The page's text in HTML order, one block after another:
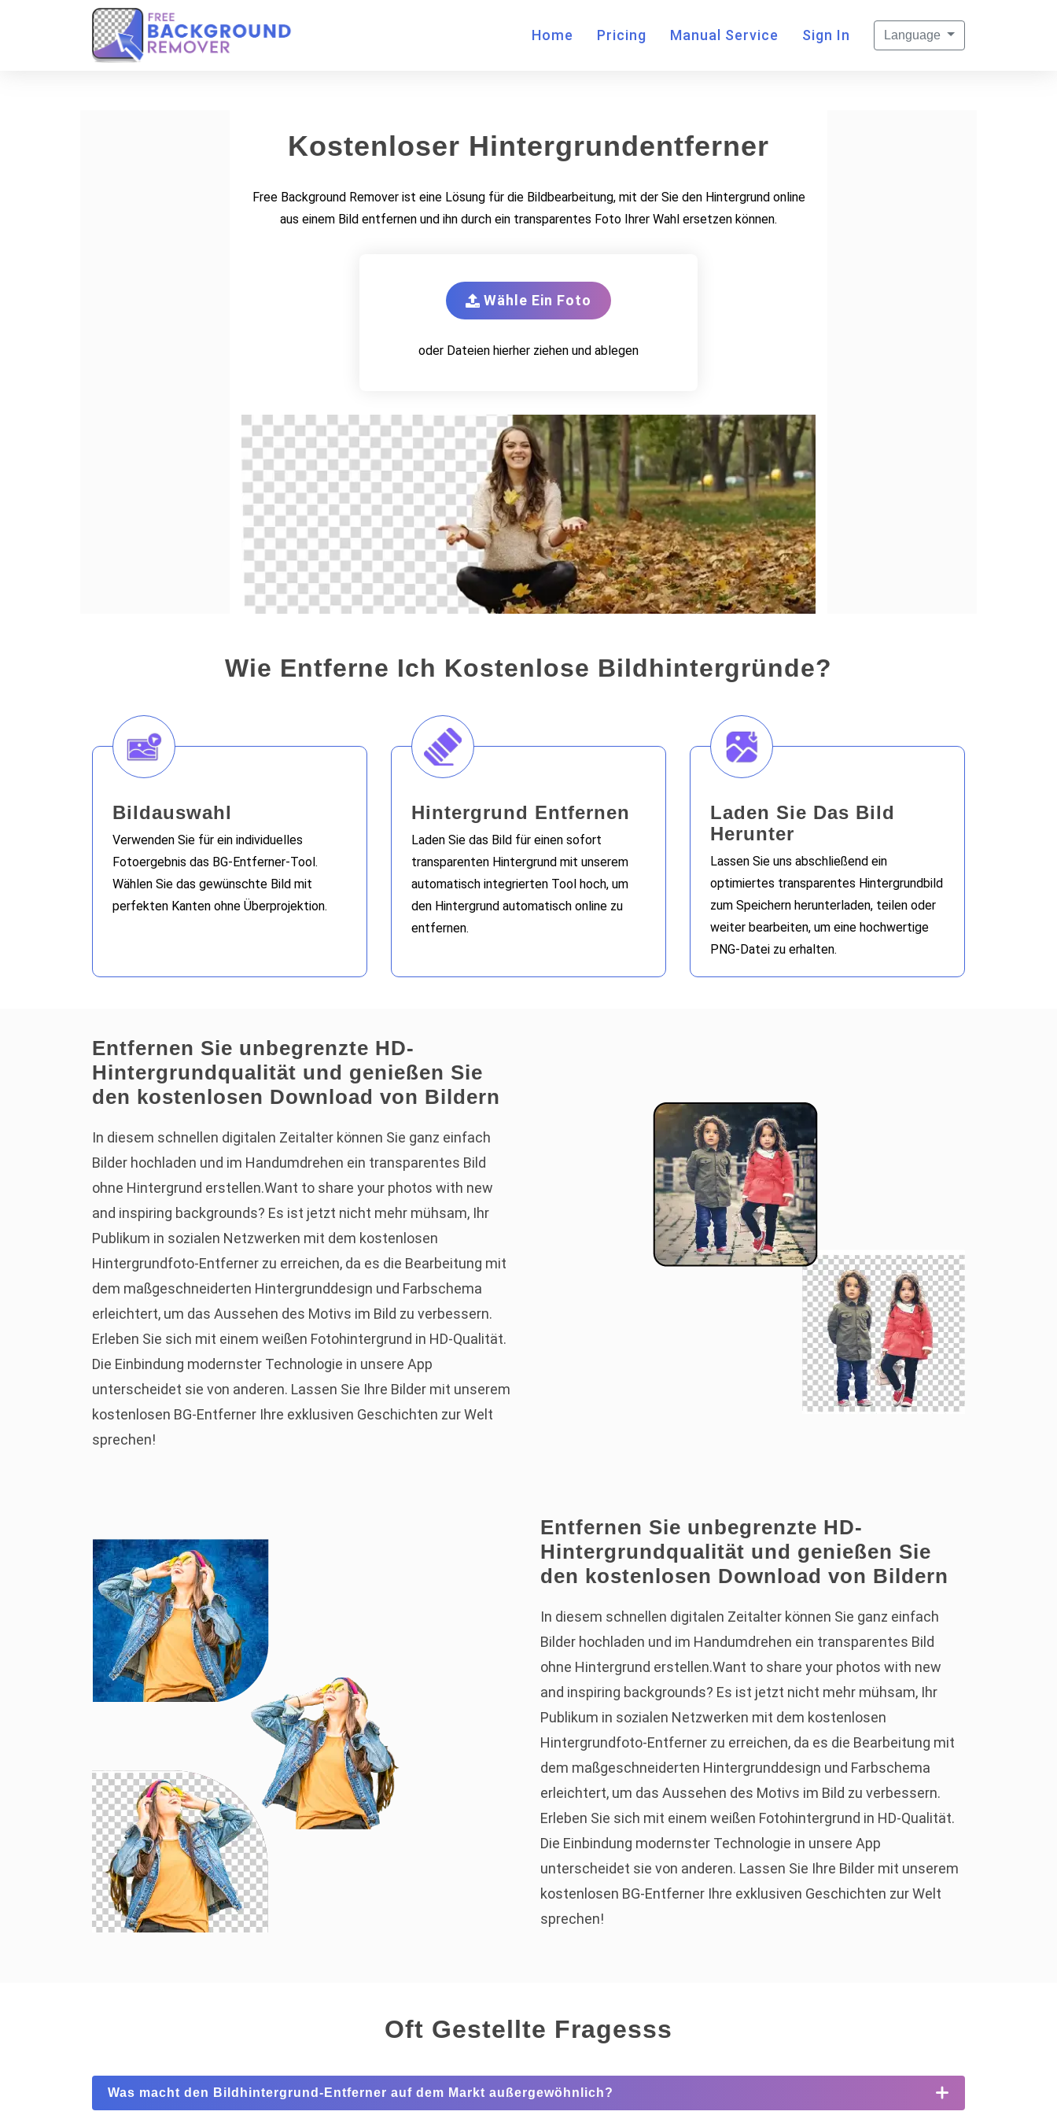
Home Pricing Manual Service Sign In Language
Kostenloser Hintergrundentferner
Free Background Remover ist eine Lösung für die Bildbearbeitung, mit der Sie den Hintergrund online
aus einem Bild entfernen und ihn durch ein transparentes Foto Ihrer Wahl ersetzen können.
Wähle Ein Foto
oder Dateien hierher ziehen und ablegen
Wie Entferne Ich Kostenlose Bildhintergründe?
Bildauswahl
Verwenden Sie für ein individuelles
Fotoergebnis das BG-Entferner-Tool.
Wählen Sie das gewünschte Bild mit
perfekten Kanten ohne Überprojektion.
Hintergrund Entfernen
Laden Sie das Bild für einen sofort
transparenten Hintergrund mit unserem
automatisch integrierten Tool hoch, um
den Hintergrund automatisch online zu
entfernen.
Laden Sie Das Bild
Herunter
Lassen Sie uns abschließend ein
optimiertes transparentes Hintergrundbild
zum Speichern herunterladen, teilen oder
weiter bearbeiten, um eine hochwertige
PNG-Datei zu erhalten.
Entfernen Sie unbegrenzte HD-
Hintergrundqualität und genießen Sie
den kostenlosen Download von Bildern
In diesem schnellen digitalen Zeitalter können Sie ganz einfach
Bilder hochladen und im Handumdrehen ein transparentes Bild
ohne Hintergrund erstellen.Want to share your photos with new
and inspiring backgrounds? Es ist jetzt nicht mehr mühsam, Ihr
Publikum in sozialen Netzwerken mit dem kostenlosen
Hintergrundfoto-Entferner zu erreichen, da es die Bearbeitung mit
dem maßgeschneiderten Hintergrunddesign und Farbschema
erleichtert, um das Aussehen des Motivs im Bild zu verbessern.
Erleben Sie sich mit einem weißen Fotohintergrund in HD-Qualität.
Die Einbindung modernster Technologie in unsere App
unterscheidet sie von anderen. Lassen Sie Ihre Bilder mit unserem
kostenlosen BG-Entferner Ihre exklusiven Geschichten zur Welt
sprechen!
Entfernen Sie unbegrenzte HD-
Hintergrundqualität und genießen Sie
den kostenlosen Download von Bildern
In diesem schnellen digitalen Zeitalter können Sie ganz einfach
Bilder hochladen und im Handumdrehen ein transparentes Bild
ohne Hintergrund erstellen.Want to share your photos with new
and inspiring backgrounds? Es ist jetzt nicht mehr mühsam, Ihr
Publikum in sozialen Netzwerken mit dem kostenlosen
Hintergrundfoto-Entferner zu erreichen, da es die Bearbeitung mit
dem maßgeschneiderten Hintergrunddesign und Farbschema
erleichtert, um das Aussehen des Motivs im Bild zu verbessern.
Erleben Sie sich mit einem weißen Fotohintergrund in HD-Qualität.
Die Einbindung modernster Technologie in unsere App
unterscheidet sie von anderen. Lassen Sie Ihre Bilder mit unserem
kostenlosen BG-Entferner Ihre exklusiven Geschichten zur Welt
sprechen!
Oft Gestellte Fragesss
Was macht den Bildhintergrund-Entferner auf dem Markt außergewöhnlich?